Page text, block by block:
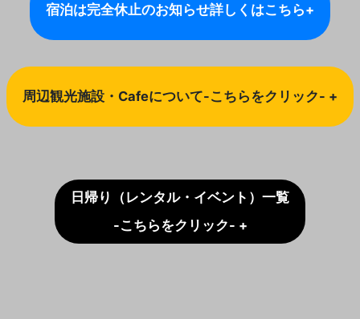
宿泊は完全休止のお知らせ詳しくはこちら+
周辺観光施設・Cafeについて-こちらをクリック- +
日帰り（レンタル・イベント）一覧
-こちらをクリック- +